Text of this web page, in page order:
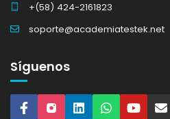
+(58) 424-2161823
soporte@academiatestek.net
Síguenos